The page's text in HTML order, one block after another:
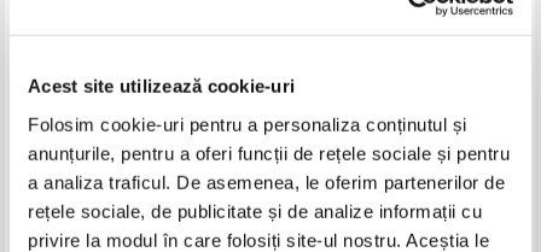
Acest site utilizează cookie-uri
Folosim cookie-uri pentru a personaliza conținutul și
anunțurile, pentru a oferi funcții de rețele sociale și pentru
a analiza traficul. De asemenea, le oferim partenerilor de
rețele sociale, de publicitate și de analize informații cu
privire la modul în care folosiți site-ul nostru. Aceștia le
D. Andreescu - Dictionar de
Adaugă în coș
Florian Onitza - Astre si
confirmata de evenimentele
istorice
11,00Lei
Adaugă în coș